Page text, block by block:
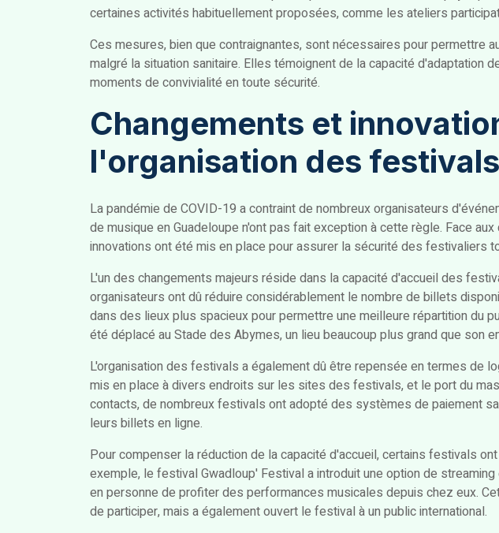
certaines activités habituellement proposées, comme les ateliers
Ces mesures, bien que contraignantes, sont nécessaires pour permettre
malgré la situation sanitaire. Elles témoignent de la capacité d'adaptation
moments de convivialité en toute sécurité.
Changements et
l'organisation des festivals
La pandémie de COVID-19 a contraint de nombreux organisateurs
de musique en Guadeloupe n'ont pas fait exception à cette règle. Face
innovations ont été mis en place pour assurer la sécurité des festivaliers
L'un des changements majeurs réside dans la capacité d'accueil des
organisateurs ont dû réduire considérablement le nombre de billets
dans des lieux plus spacieux pour permettre une meilleure répartition du
été déplacé au Stade des Abymes, un lieu beaucoup plus grand que son
L'organisation des festivals a également dû être repensée en termes de
mis en place à divers endroits sur les sites des festivals, et le port du
contacts, de nombreux festivals ont adopté des systèmes de paiement
leurs billets en ligne.
Pour compenser la réduction de la capacité d'accueil, certains festivals
exemple, le festival Gwadloup' Festival a introduit une option de
en personne de profiter des performances musicales depuis chez eux.
de participer, mais a également ouvert le festival à un public international.